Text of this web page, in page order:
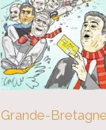
Grande-